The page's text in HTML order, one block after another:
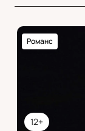
12+
Романс